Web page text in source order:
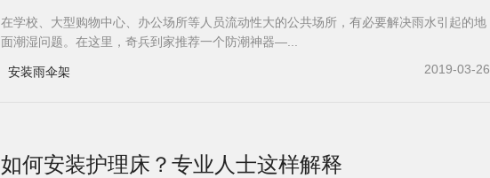
在学校、大型购物中心、办公场所等人员流动性大的公共场所，有必要解决雨水引起的地
面潮湿问题。在这里，奇兵到家推荐一个防潮神器—...
安装雨伞架 2019-03-26
如何安装护理床？专业人士这样解释